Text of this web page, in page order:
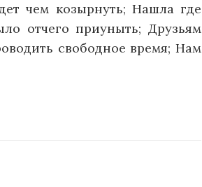
чем козырнуть; Нашла где
отчего приуныть; Друзьям
свободное время; Нам